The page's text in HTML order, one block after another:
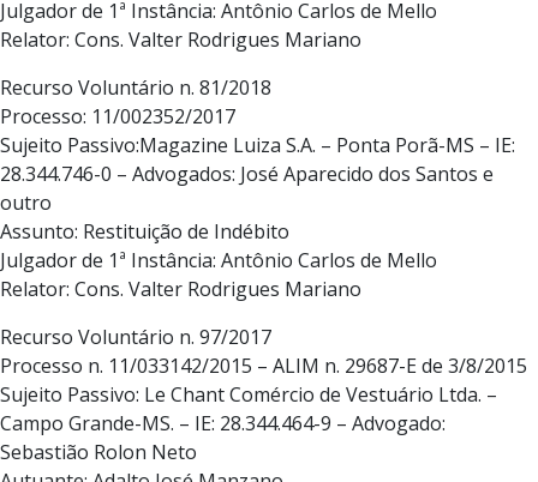
Julgador de 1ª Instância: Antônio Carlos de Mello
Relator: Cons. Valter Rodrigues Mariano
Recurso Voluntário n. 81/2018
Processo: 11/002352/2017
Sujeito Passivo:Magazine Luiza S.A. – Ponta Porã-MS – IE:
28.344.746-0 – Advogados: José Aparecido dos Santos e
outro
Assunto: Restituição de Indébito
Julgador de 1ª Instância: Antônio Carlos de Mello
Relator: Cons. Valter Rodrigues Mariano
Recurso Voluntário n. 97/2017
Processo n. 11/033142/2015 – ALIM n. 29687-E de 3/8/2015
Sujeito Passivo: Le Chant Comércio de Vestuário Ltda. –
Campo Grande-MS. – IE: 28.344.464-9 – Advogado:
Sebastião Rolon Neto